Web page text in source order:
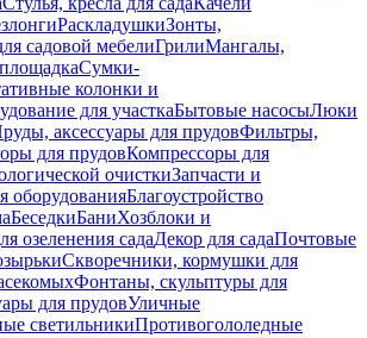
РаскладушкиЗонты,
садовой мебелиГрилиМангалы,
Сумки-
колонки и
для участкаБытовые насосыЛюки
аксессуары для прудовФильтры,
для прудовКомпрессоры для
очисткиЗапчасти и
оборудованияБлагоустройство
БеседкиБаниХозблоки и
озеленения садаДекор для садаПочтовые
Скворечники, кормушки для
Фонтаны, скульптуры для
для прудовУличные
светильникиПротивогололедные